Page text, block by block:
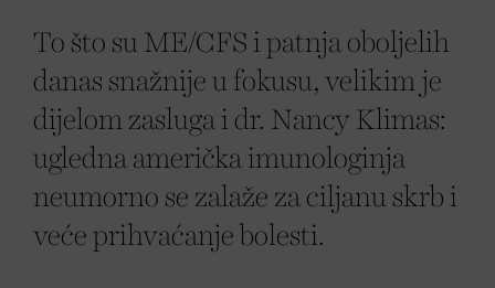
To što su ME/CFS i patnja oboljelih
danas snažnije u fokusu, velikim je
dijelom zasluga i dr. Nancy Klimas:
ugledna američka imunologinja
neumorno se zalaže za ciljanu skrb i
veće prihvaćanje bolesti.